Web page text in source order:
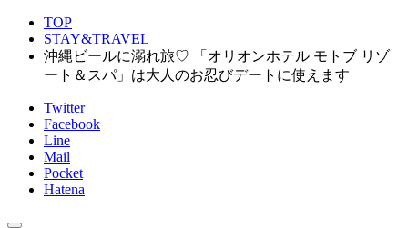
TOP
STAY&TRAVEL
沖縄ビールに溺れ旅♡ 「オリオンホテル モトブ リゾ
ート＆スパ」は大人のお忍びデートに使えます
Twitter
Facebook
Line
Mail
Pocket
Hatena